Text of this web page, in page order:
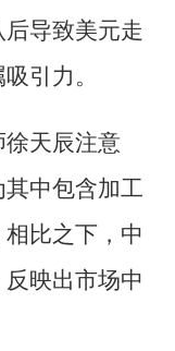
导致美元走
引力。
天辰注意
中包含加工
比之下，中
映出市场中